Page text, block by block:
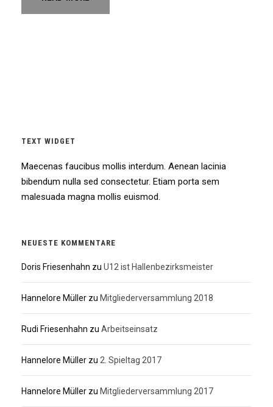
TEXT WIDGET
Maecenas faucibus mollis interdum. Aenean lacinia
bibendum nulla sed consectetur. Etiam porta sem
malesuada magna mollis euismod.
NEUESTE KOMMENTARE
Doris Friesenhahn zu U12 ist Hallenbezirksmeister
Hannelore Müller zu Mitgliederversammlung 2018
Rudi Friesenhahn zu Arbeitseinsatz
Hannelore Müller zu 2. Spieltag 2017
Hannelore Müller zu Mitgliederversammlung 2017